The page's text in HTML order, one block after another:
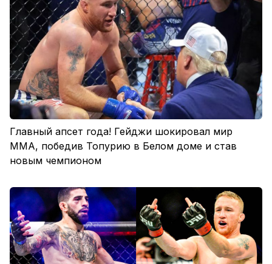
Главный апсет года! Гейджи шокировал мир
ММА, победив Топурию в Белом доме и став
новым чемпионом